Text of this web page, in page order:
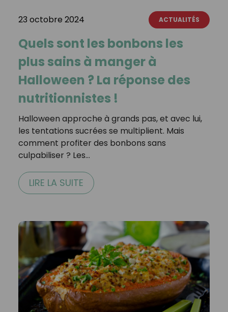
23 octobre 2024 ACTUALITÉS
Quels sont les bonbons les
plus sains à manger à
Halloween ? La réponse des
nutritionnistes !
Halloween approche à grands pas, et avec lui,
les tentations sucrées se multiplient. Mais
comment profiter des bonbons sans
culpabiliser ? Les…
LIRE LA SUITE